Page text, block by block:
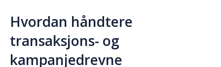
Hvordan håndtere
transaksjons- og
kampanjedrevne